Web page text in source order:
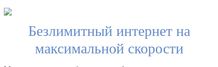
Безлимитный интернет на
максимальной скорости